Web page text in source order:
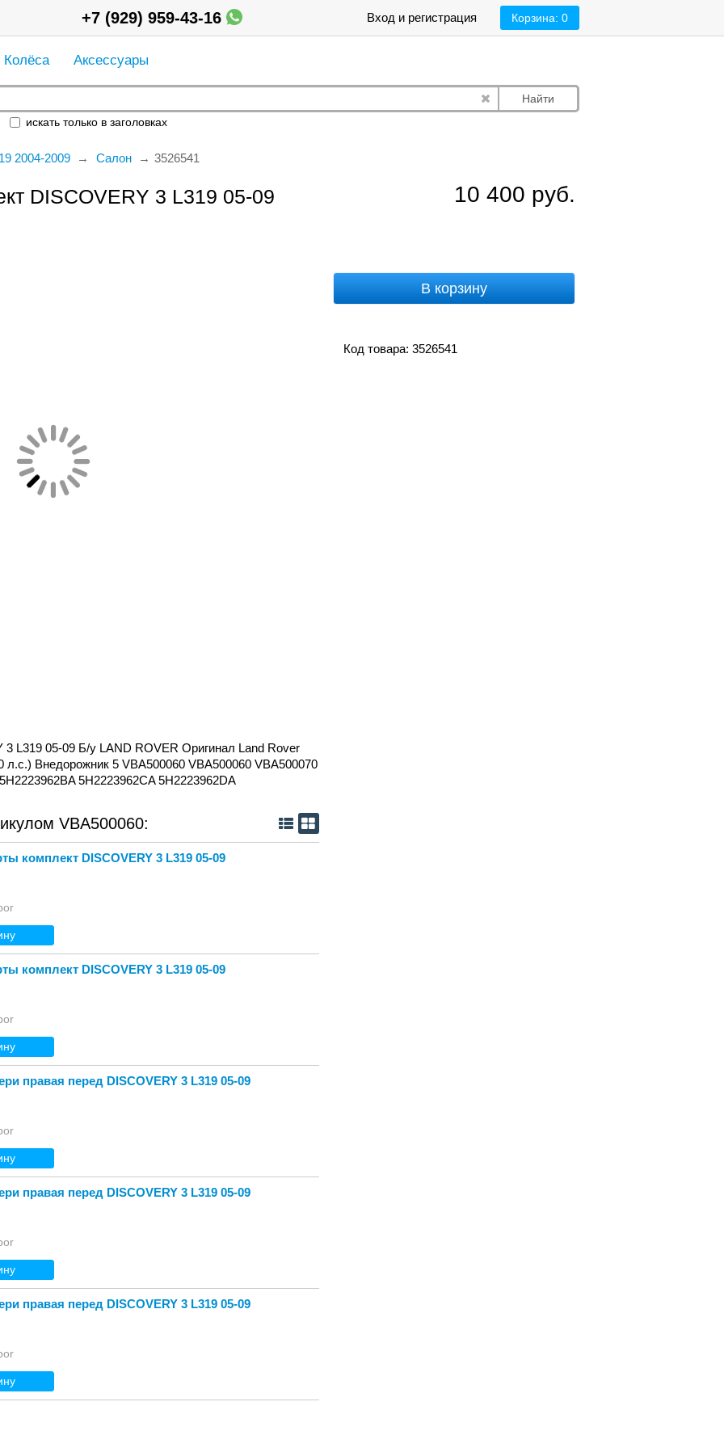
Корзина: 0
Вход и регистрация
+7 (929) 959-43-16
Колёса Аксессуары
Найти
искать только в заголовках
2004-2009 Салон 3526541
DISCOVERY 3 L319 05-09
10 400 руб.
В корзину
Код товара: 3526541
L319 05-09 Б/у LAND ROVER Оригинал Land Rover
л.с.) Внедорожник 5 VBA500060 VBA500060 VBA500070
5H2223962CA 5H2223962DA
VBA500060:
комплект DISCOVERY 3 L319 05-09
комплект DISCOVERY 3 L319 05-09
правая перед DISCOVERY 3 L319 05-09
правая перед DISCOVERY 3 L319 05-09
правая перед DISCOVERY 3 L319 05-09